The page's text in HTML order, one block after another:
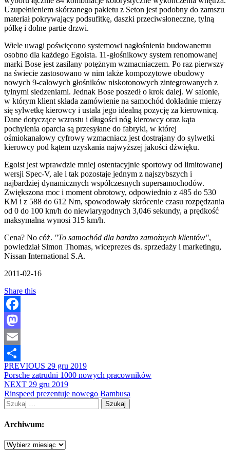
Uzupełnieniem skórzanego pakietu z Seton jest podobny do zamszu
materiał pokrywający podsufitkę, daszki przeciwsłoneczne, tylną
półkę i dolne partie drzwi.
Wiele uwagi poświęcono systemowi nagłośnienia budowanemu
osobno dla każdego Egoista. 11-głośnikowy system renomowanej
marki Bose jest zasilany potężnym wzmacniaczem. Po raz pierwszy
na świecie zastosowano w nim także kompozytowe obudowy
nowych 9-calowych głośników niskotonowych zintegrowanych z
tylnymi siedzeniami. Jednak Bose poszedł o krok dalej. W salonie,
w którym klient składa zamówienie na samochód dokładnie mierzy
się sylwetkę kierowcy i ustala jego idealną pozycję za kierownicą.
Dane dotyczące wzrostu i długości nóg kierowcy oraz kąta
pochylenia oparcia są przesyłane do fabryki, w której
ośmiokanałowy cyfrowy wzmacniacz jest dostrajany do sylwetki
kierowcy pod kątem uzyskania najwyższej jakości dźwięku.
Egoist jest wprawdzie mniej ostentacyjnie sportowy od limitowanej
wersji Spec-V, ale i tak pozostaje jednym z najszybszych i
najbardziej dynamicznych współczesnych supersamochodów.
Zwiększona moc i moment obrotowy, odpowiednio z 485 do 530
KM i z 588 do 612 Nm, spowodowały skrócenie czasu rozpędzania
od 0 do 100 km/h do niewiarygodnych 3,046 sekundy, a prędkość
maksymalna wynosi 315 km/h.
Cena? No cóż. "To samochód dla bardzo zamożnych klientów",
powiedział Simon Thomas, wiceprezes ds. sprzedaży i marketingu,
Nissan International S.A.
2011-02-16
Share this
Facebook
Mastodon
Email
Share
PREVIOUS 29 gru 2019
Porsche zatrudni 1000 nowych pracowników
NEXT 29 gru 2019
Rinspeed prezentuje nowego Bambusa
Szukaj:
Archiwum:
Archiwum: